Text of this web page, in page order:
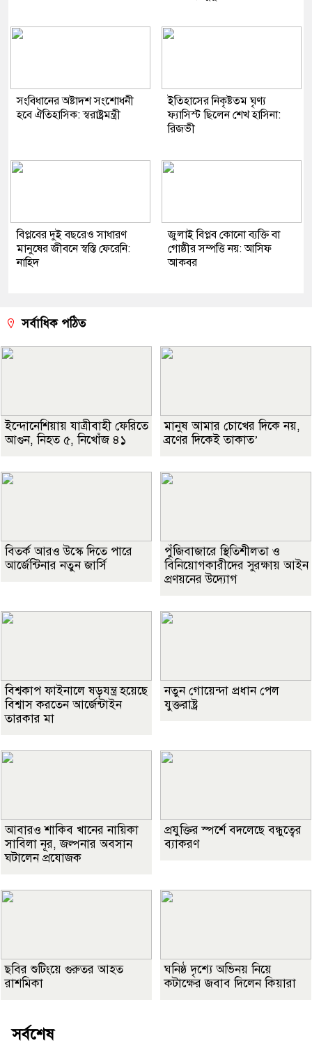
সংবিধানের অষ্টাদশ সংশোধনী
হবে ঐতিহাসিক: স্বরাষ্ট্রমন্ত্রী
ইতিহাসের নিকৃষ্টতম ঘৃণ্য
ফ্যাসিস্ট ছিলেন শেখ হাসিনা:
রিজভী
বিপ্লবের দুই বছরেও সাধারণ
মানুষের জীবনে স্বস্তি ফেরেনি:
নাহিদ
জুলাই বিপ্লব কোনো ব‍্যক্তি বা
গোষ্ঠীর সম্পত্তি নয়: আসিফ
আকবর
সর্বাধিক পঠিত
ইন্দোনেশিয়ায় যাত্রীবাহী ফেরিতে
আগুন, নিহত ৫, নিখোঁজ ৪১
মানুষ আমার চোখের দিকে নয়,
ব্রণের দিকেই তাকাত’
বিতর্ক আরও উস্কে দিতে পারে
আর্জেন্টিনার নতুন জার্সি
পুঁজিবাজারে স্থিতিশীলতা ও
বিনিয়োগকারীদের সুরক্ষায় আইন
প্রণয়নের উদ্যোগ
বিশ্বকাপ ফাইনালে ষড়যন্ত্র হয়েছে
বিশ্বাস করতেন আর্জেন্টাইন
তারকার মা
নতুন গোয়েন্দা প্রধান পেল
যুক্তরাষ্ট্র
আবারও শাকিব খানের নায়িকা
সাবিলা নূর, জল্পনার অবসান
ঘটালেন প্রযোজক
প্রযুক্তির স্পর্শে বদলেছে বন্ধুত্বের
ব্যাকরণ
ছবির শুটিংয়ে গুরুতর আহত
রাশমিকা
ঘনিষ্ঠ দৃশ্যে অভিনয় নিয়ে
কটাক্ষের জবাব দিলেন কিয়ারা
সর্বশেষ